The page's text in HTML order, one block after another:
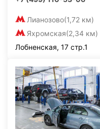
Лианозово(1,72 км)
Яхромская(2,34 км)
Лобненская, 17 стр.1